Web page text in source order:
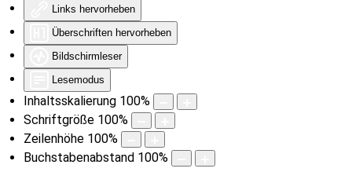
Links hervorheben
Überschriften hervorheben
Bildschirmleser
Lesemodus
Inhaltsskalierung 100%
Schriftgröße 100%
Zeilenhöhe 100%
Buchstabenabstand 100%